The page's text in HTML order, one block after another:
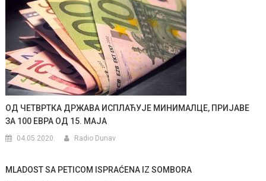
ОД ЧЕТВРТКА ДРЖАВА ИСПЛАЋУЈЕ МИНИМАЛЦЕ, ПРИЈАВЕ
ЗА 100 ЕВРА ОД 15. МАЈА
04.05.2020. Radio Dunav
MLADOST SA PETICOM ISPRAĆENA IZ SOMBORA